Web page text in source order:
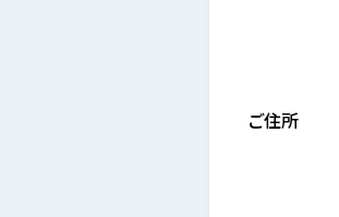
ご住所